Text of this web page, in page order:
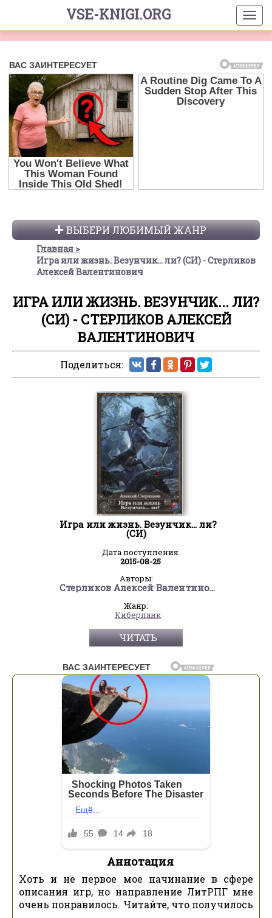
VSE-KNIGI.ORG
ВЫБЕРИ ЛЮБИМЫЙ ЖАНР
Главная
Игра или жизнь. Везунчик... ли? (СИ) - Стерликов
Алексей Валентинович
ИГРА ИЛИ ЖИЗНЬ. ВЕЗУНЧИК... ЛИ?
(СИ) - СТЕРЛИКОВ АЛЕКСЕЙ
ВАЛЕНТИНОВИЧ
Поделиться:
Игра или жизнь. Везунчик... ли?
(СИ)
Дата поступления
2015-08-25
Авторы:
Стерликов Алексей Валентинович
Жанр:
Киберпанк
ЧИТАТЬ
Аннотация
Хоть и не первое мое начинание в сфере
описания игр, но направление ЛитРПГ мне
очень понравилось. Читайте, что получилось